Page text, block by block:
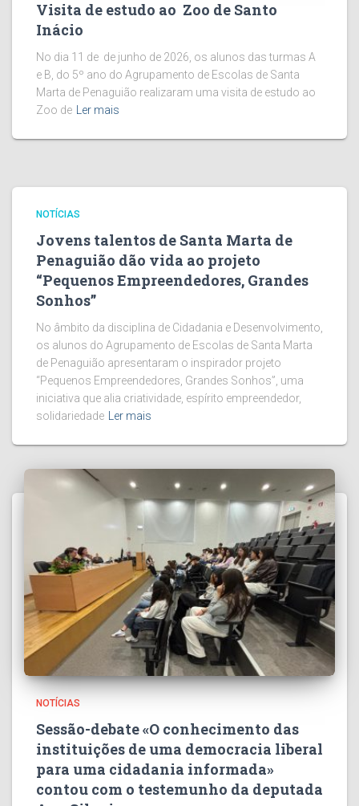
Visita de estudo ao Zoo de Santo
Inácio
No dia 11 de de junho de 2026, os alunos das turmas A
e B, do 5º ano do Agrupamento de Escolas de Santa
Marta de Penaguião realizaram uma visita de estudo ao
Zoo de Ler mais
NOTÍCIAS
Jovens talentos de Santa Marta de
Penaguião dão vida ao projeto
“Pequenos Empreendedores, Grandes
Sonhos”
No âmbito da disciplina de Cidadania e Desenvolvimento,
os alunos do Agrupamento de Escolas de Santa Marta
de Penaguião apresentaram o inspirador projeto
“Pequenos Empreendedores, Grandes Sonhos”, uma
iniciativa que alia criatividade, espírito empreendedor,
solidariedade Ler mais
NOTÍCIAS
Sessão-debate «O conhecimento das
instituições de uma democracia liberal
para uma cidadania informada»
contou com o testemunho da deputada